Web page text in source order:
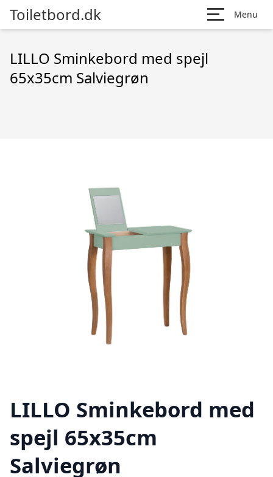
Toiletbord.dk Menu
LILLO Sminkebord med spejl
65x35cm Salviegrøn
LILLO Sminkebord med
spejl 65x35cm
Salviegrøn